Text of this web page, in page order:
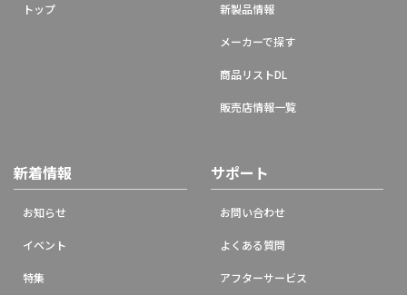
トップ 新製品情報
メーカーで探す
商品リストDL
販売店情報一覧
新着情報
お知らせ
イベント
特集
サポート
お問い合わせ
よくある質問
アフターサービス